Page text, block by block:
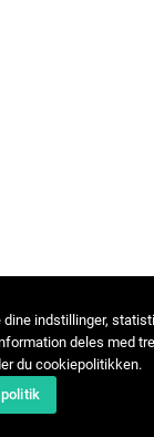
indstillinger,
deles med
du cookiepolitikken.